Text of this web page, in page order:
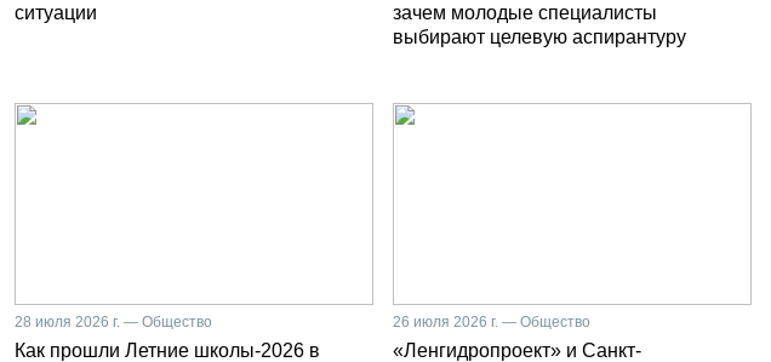
ситуации
зачем молодые специалисты
выбирают целевую аспирантуру
28 июля 2026 г. — Общество
Как прошли Летние школы-2026 в
26 июля 2026 г. — Общество
«Ленгидропроект» и Санкт-